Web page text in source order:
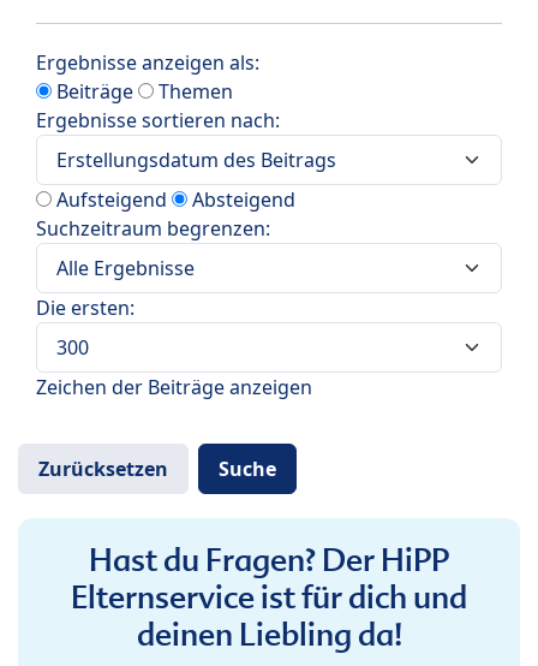
Ergebnisse anzeigen als:
Beiträge
Themen
Ergebnisse sortieren nach:
Aufsteigend
Absteigend
Suchzeitraum begrenzen:
Die ersten:
Zeichen der Beiträge anzeigen
Hast du Fragen? Der HiPP
Elternservice ist für dich und
deinen Liebling da!